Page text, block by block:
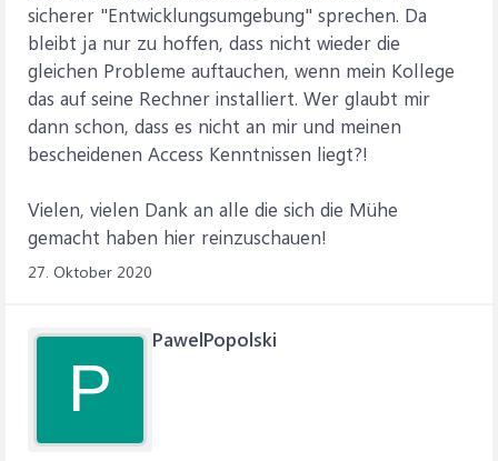
sicherer "Entwicklungsumgebung" sprechen. Da
bleibt ja nur zu hoffen, dass nicht wieder die
gleichen Probleme auftauchen, wenn mein Kollege
das auf seine Rechner installiert. Wer glaubt mir
dann schon, dass es nicht an mir und meinen
bescheidenen Access Kenntnissen liegt?!
Vielen, vielen Dank an alle die sich die Mühe
gemacht haben hier reinzuschauen!
27. Oktober 2020
P
PawelPopolski